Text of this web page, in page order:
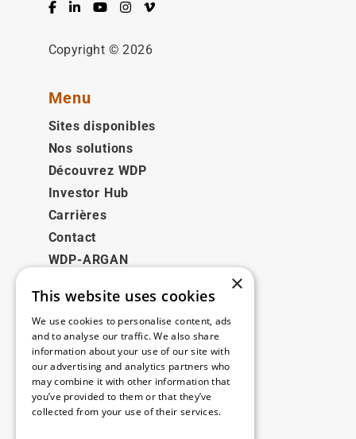
Facebook
LinkedInYouTubeInstagram
Vimeo
Copyright © 2026
Menu
Sites disponibles
Nos solutions
Découvrez WDP
Investor Hub
Carrières
Contact
WDP-ARGAN
Juridique
Disclaimer
Politique de confidentialité
Cookie Policy
×
This website uses cookies
We use cookies to personalise content, ads
and to analyse our traffic. We also share
information about your use of our site with
our advertising and analytics partners who
may combine it with other information that
you’ve provided to them or that they’ve
collected from your use of their services.